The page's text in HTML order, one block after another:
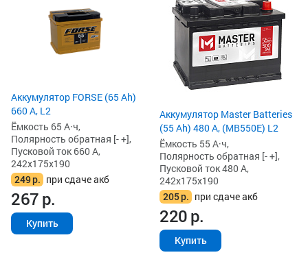
Аккумулятор FORSE (65 Ah)
660 А, L2
Ёмкость 65 А·ч,
Полярность обратная [- +],
Пусковой ток 660 А,
242x175x190
249р. при сдаче акб
267р.
Купить
Аккумулятор Master Batteries
(55 Ah) 480 А, (MB550E) L2
Ёмкость 55 А·ч,
Полярность обратная [- +],
Пусковой ток 480 А,
242x175x190
205р. при сдаче акб
220р.
Купить